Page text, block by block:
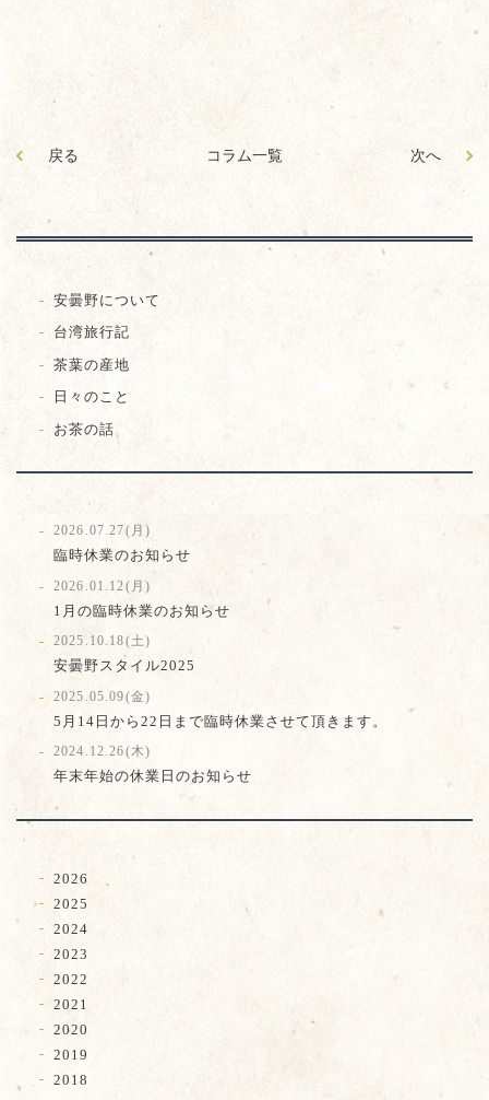
戻る コラム一覧 次へ
安曇野について
台湾旅行記
茶葉の産地
日々のこと
お茶の話
2026.07.27(月)
臨時休業のお知らせ
2026.01.12(月)
1月の臨時休業のお知らせ
2025.10.18(土)
安曇野スタイル2025
2025.05.09(金)
5月14日から22日まで臨時休業させて頂きます。
2024.12.26(木)
年末年始の休業日のお知らせ
2026
2025
2024
2023
2022
2021
2020
2019
2018